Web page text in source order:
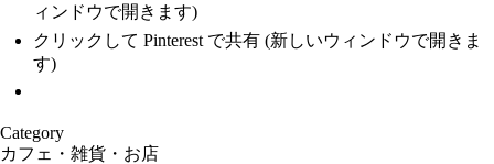
ィンドウで開きます)
クリックして Pinterest で共有 (新しいウィンドウで開きま
す)
Category
カフェ・雑貨・お店